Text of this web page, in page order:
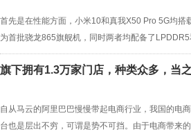
首先是在性能方面，小米10和真我X50 Pro 5G均搭
为首批骁龙865旗舰机，同时两者均配备了
旗下拥有1.3万家门店，种类众多，当
自从马云的阿里巴巴慢慢带起电商行业，我国的电
台也是层出不穷，可谓是势不可挡。由于电商带来